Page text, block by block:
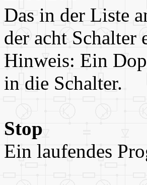
Das in der Liste
der acht Schalter
Hinweis: Ein
in die Schalter.
Stop
Ein laufendes